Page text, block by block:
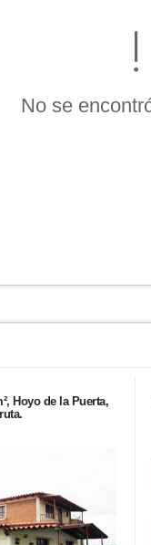
No se
Hoyo de la Puerta,